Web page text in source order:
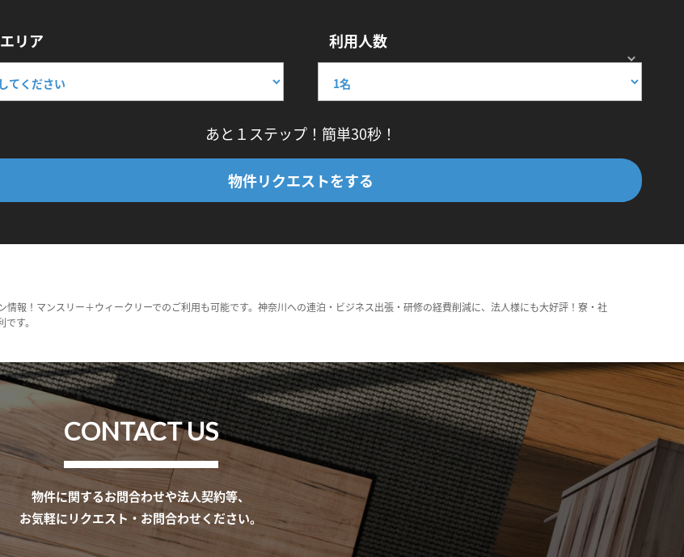
リア 利用人数
あと１ステップ！簡単30秒！
物件リクエストをする
報！マンスリー＋ウィークリーでのご利用も可能です。神奈川への連泊・ビジネス出張・研修の経費削減に、法人様にも大好評！寮・社
す。
CONTACT US
物件に関するお問合わせや法人契約等、
お気軽にリクエスト・お問合わせください。